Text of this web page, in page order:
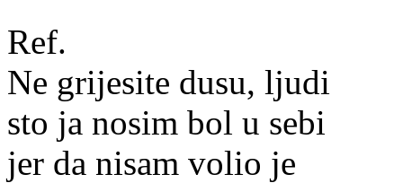
Ref.
Ne grijesite dusu, ljudi
sto ja nosim bol u sebi
jer da nisam volio je